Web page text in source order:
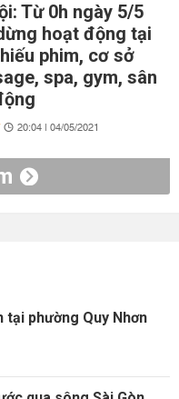
Từ 0h ngày 5/5
hoạt động tại
phim, cơ sở
spa, gym, sân
20:04 | 04/05/2021
tại phường Quy Nhơn